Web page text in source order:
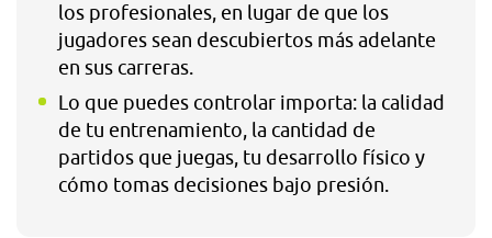
los profesionales, en lugar de que los
jugadores sean descubiertos más adelante
en sus carreras.
Lo que puedes controlar importa: la calidad
de tu entrenamiento, la cantidad de
partidos que juegas, tu desarrollo físico y
cómo tomas decisiones bajo presión.